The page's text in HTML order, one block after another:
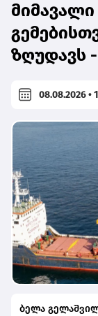
ზღუდავს -
08.08.2026 •
ბელა